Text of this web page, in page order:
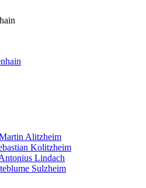
Alitzheim
Kolitzheim
Lindach
Sulzheim